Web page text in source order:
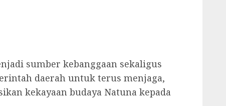
sumber kebanggaan sekaligus
daerah untuk terus menjaga,
kekayaan budaya Natuna kepada